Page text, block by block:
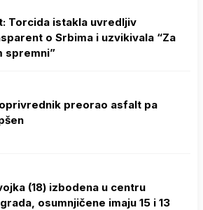
Torcida istakla uvredljiv
o Srbima i uzvikivala “Za
spremni”
preorao asfalt pa
(18) izbodena u centru
osumnjičene imaju 15 i 13